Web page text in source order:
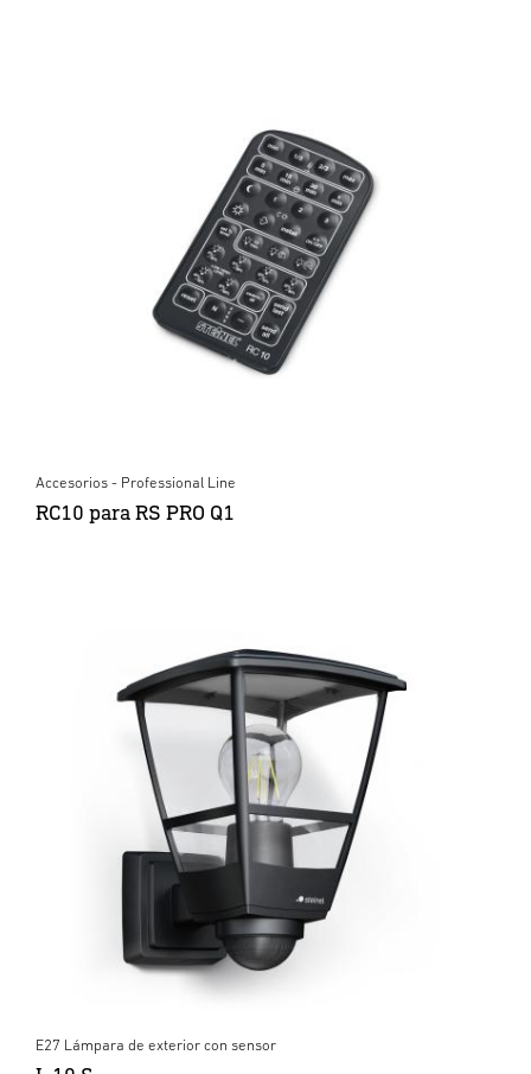
Accesorios - Professional Line
RC10 para RS PRO Q1
E27 Lámpara de exterior con sensor